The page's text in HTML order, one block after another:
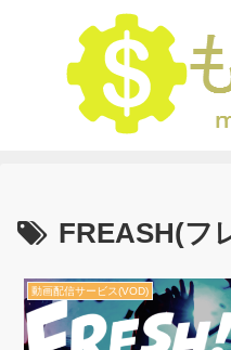
FREASH(フ
動画配信サービス(VOD)